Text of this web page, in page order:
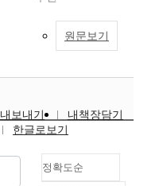
원문보기
내보내기
내책장담기
한글로보기
정확도순